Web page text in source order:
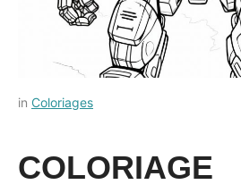
Posted
septembre
by
in Coloriages
COLORIAGE